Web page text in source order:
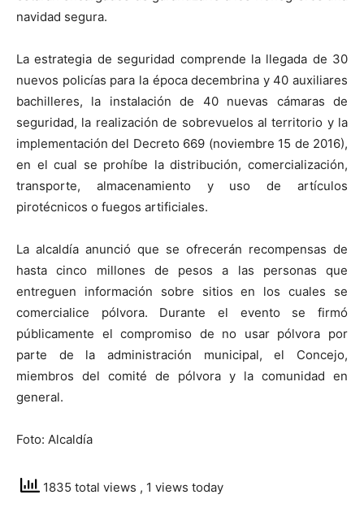
navidad segura.
La estrategia de seguridad comprende la llegada de 30
nuevos policías para la época decembrina y 40 auxiliares
bachilleres, la instalación de 40 nuevas cámaras de
seguridad, la realización de sobrevuelos al territorio y la
implementación del Decreto 669 (noviembre 15 de 2016),
en el cual se prohíbe la distribución, comercialización,
transporte, almacenamiento y uso de artículos
pirotécnicos o fuegos artificiales.
La alcaldía anunció que se ofrecerán recompensas de
hasta cinco millones de pesos a las personas que
entreguen información sobre sitios en los cuales se
comercialice pólvora. Durante el evento se firmó
públicamente el compromiso de no usar pólvora por
parte de la administración municipal, el Concejo,
miembros del comité de pólvora y la comunidad en
general.
Foto: Alcaldía
1835 total views , 1 views today